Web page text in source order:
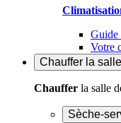
Guide
Votre
Chauffer la
Chauffer la salle
Sèche-